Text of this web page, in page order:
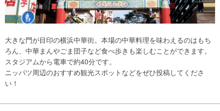
大きな門が目印の横浜中華街。本場の中華料理を味わえるのはもち
ろん、中華まんやごま団子など食べ歩きも楽しむことができます。
スタジアムから電車で約40分です。
ニッパツ周辺のおすすめ観光スポットなどをぜひ投稿してくださ
い！